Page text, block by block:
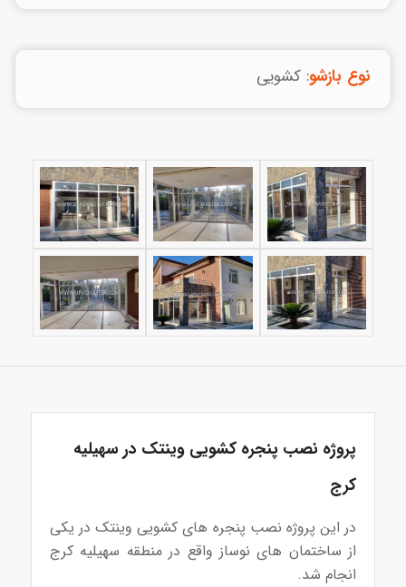
نوع بازشو: کشویی
پروژه نصب پنجره کشویی وینتک در سهیلیه
کرج
در این پروژه نصب پنجره های کشویی وینتک در یکی
از ساختمان های نوساز واقع در منطقه سهيليه کرج
انجام شد.